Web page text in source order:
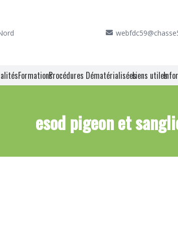
FormationsProcédures DématérialiséesLiens utiles
esod pigeon et